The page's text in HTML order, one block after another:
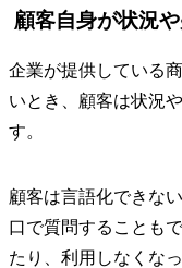
顧客自身が状況
企業が提供している
いとき、顧客は状況
す。
顧客は言語化できな
口で質問することも
たり、利用しなくな